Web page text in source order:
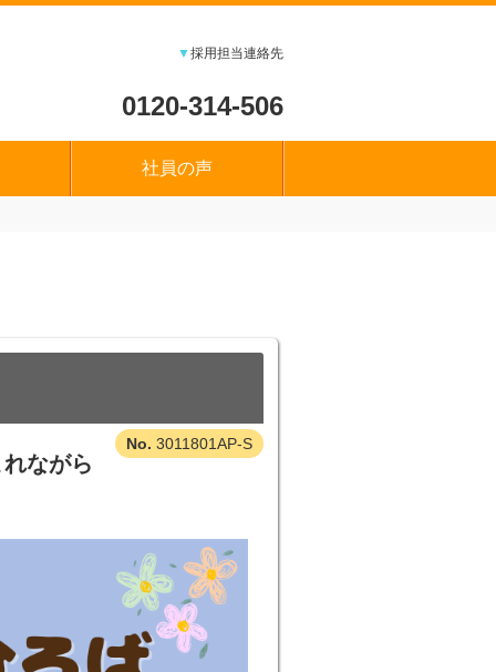
▼採用担当連絡先
0120-314-506
社員の声
3011801AP-S
ながら